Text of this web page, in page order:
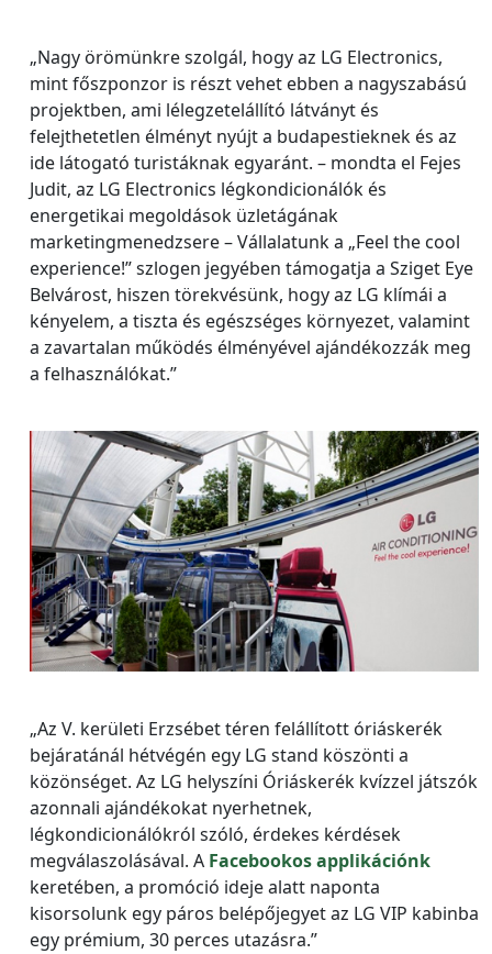
„Nagy örömünkre szolgál, hogy az LG Electronics,
mint főszponzor is részt vehet ebben a nagyszabású
projektben, ami lélegzetelállító látványt és
felejthetetlen élményt nyújt a budapestieknek és az
ide látogató turistáknak egyaránt. – mondta el Fejes
Judit, az LG Electronics légkondicionálók és
energetikai megoldások üzletágának
marketingmenedzsere – Vállalatunk a „Feel the cool
experience!” szlogen jegyében támogatja a Sziget Eye
Belvárost, hiszen törekvésünk, hogy az LG klímái a
kényelem, a tiszta és egészséges környezet, valamint
a zavartalan működés élményével ajándékozzák meg
a felhasználókat.”
„Az V. kerületi Erzsébet téren felállított óriáskerék
bejáratánál hétvégén egy LG stand köszönti a
közönséget. Az LG helyszíni Óriáskerék kvízzel játszók
azonnali ajándékokat nyerhetnek,
légkondicionálókról szóló, érdekes kérdések
megválaszolásával. A Facebookos applikációnk
keretében, a promóció ideje alatt naponta
kisorsolunk egy páros belépőjegyet az LG VIP kabinba
egy prémium, 30 perces utazásra.”